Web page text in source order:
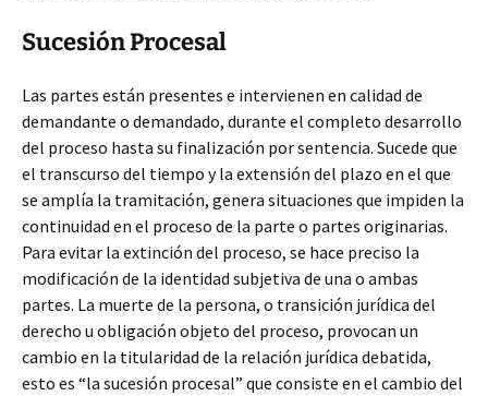
Sucesión Procesal
Las partes están presentes e intervienen en calidad de
demandante o demandado, durante el completo desarrollo
del proceso hasta su finalización por sentencia. Sucede que
el transcurso del tiempo y la extensión del plazo en el que
se amplía la tramitación, genera situaciones que impiden la
continuidad en el proceso de la parte o partes originarias.
Para evitar la extinción del proceso, se hace preciso la
modificación de la identidad subjetiva de una o ambas
partes. La muerte de la persona, o transición jurídica del
derecho u obligación objeto del proceso, provocan un
cambio en la titularidad de la relación jurídica debatida,
esto es “la sucesión procesal” que consiste en el cambio del